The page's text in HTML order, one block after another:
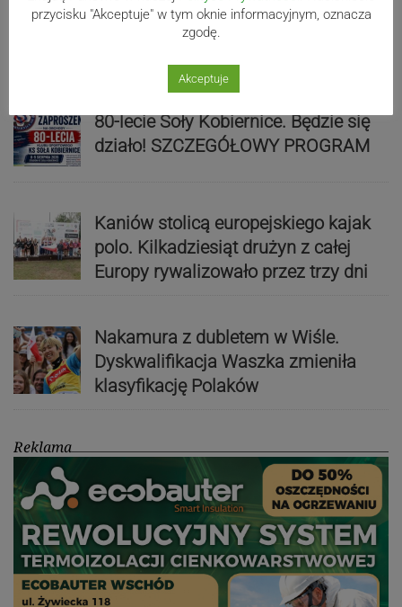
punkty. Liderzy mistrzostw
wystartują w Rajdzie Rzeszowskim
80-lecie Soły Kobiernice. Będzie się
działo! SZCZEGÓŁOWY PROGRAM
Kaniów stolicą europejskiego kajak
polo. Kilkadziesiąt drużyn z całej
Europy rywalizowało przez trzy dni
Nakamura z dubletem w Wiśle.
Dyskwalifikacja Waszka zmieniła
klasyfikację Polaków
Reklama
przycisku "Akceptuje" w tym oknie informacyjnym, oznacza
zgodę.
Akceptuje